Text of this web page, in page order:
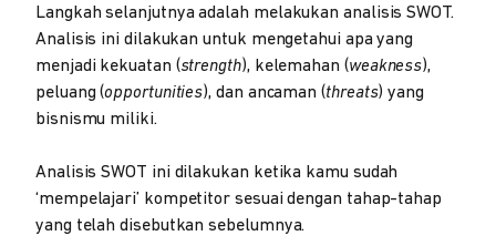
Langkah selanjutnya adalah melakukan analisis SWOT.
Analisis ini dilakukan untuk mengetahui apa yang
menjadi kekuatan (strength), kelemahan (weakness),
peluang (opportunities), dan ancaman (threats) yang
bisnismu miliki.
Analisis SWOT ini dilakukan ketika kamu sudah
‘mempelajari’ kompetitor sesuai dengan tahap-tahap
yang telah disebutkan sebelumnya.